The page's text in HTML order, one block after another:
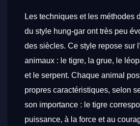
Les techniques et les méthodes
du style hung-gar ont très peu
des siècles. Ce style repose sur
animaux : le tigre, la grue, le
et le serpent. Chaque animal
propres caractéristiques, selon
son importance : le tigre
puissance, à la force et au